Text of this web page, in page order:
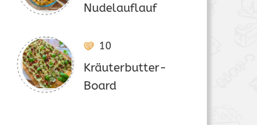
Nudelauflauf
10
Kräuterbutter-
Board